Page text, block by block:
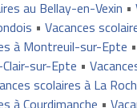
au Bellay-en-Vexin •
• Vacances
à Montreuil-sur-Epte •
sur-Epte •
scolaires à La
à Courdimanche •